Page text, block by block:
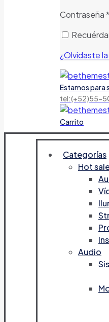
Contraseña*
¿Olvidaste
Estamos para
tel:(+52)55-
Carrito
Categorías
Hot
Audio